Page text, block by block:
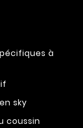
à
sky
coussin